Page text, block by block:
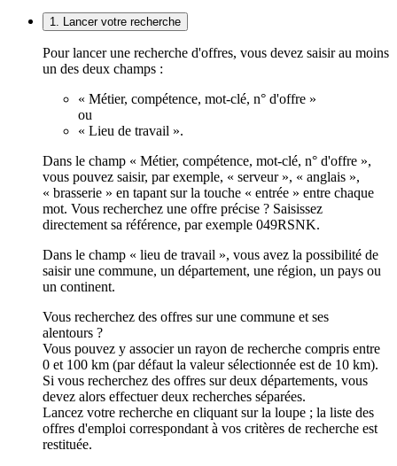
1. Lancer votre recherche
Pour lancer une recherche d'offres, vous devez saisir au moins
un des deux champs :
« Métier, compétence, mot-clé, n° d'offre »
ou
« Lieu de travail ».
Dans le champ « Métier, compétence, mot-clé, n° d'offre »,
vous pouvez saisir, par exemple, « serveur », « anglais »,
« brasserie » en tapant sur la touche « entrée » entre chaque
mot. Vous recherchez une offre précise ? Saisissez
directement sa référence, par exemple 049RSNK.
Dans le champ « lieu de travail », vous avez la possibilité de
saisir une commune, un département, une région, un pays ou
un continent.
Vous recherchez des offres sur une commune et ses
alentours ?
Vous pouvez y associer un rayon de recherche compris entre
0 et 100 km (par défaut la valeur sélectionnée est de 10 km).
Si vous recherchez des offres sur deux départements, vous
devez alors effectuer deux recherches séparées.
Lancez votre recherche en cliquant sur la loupe ; la liste des
offres d'emploi correspondant à vos critères de recherche est
restituée.